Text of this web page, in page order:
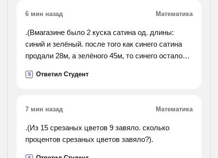
6 мин назад Математика
.(Вмагазине было 2 куска сатина од. длины:
синий и зелёный. после того как синего сатина
продали 28м, а зелёного 45м, то синего осталось
первоночально?).
S Ответил Студент
7 мин назад Математика
.(Из 15 срезаных цветов 9 завяло. сколько
процентов срезаных цветов завяло?).